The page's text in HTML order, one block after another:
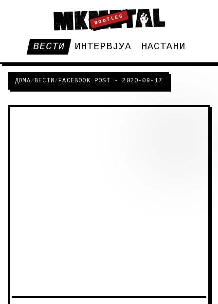
BOOTLEG
ВЕСТИ ИНТЕРВЈУА НАСТАНИ
ДОМА/ВЕСТИ /FACEBOOK POST - 2020-09-17